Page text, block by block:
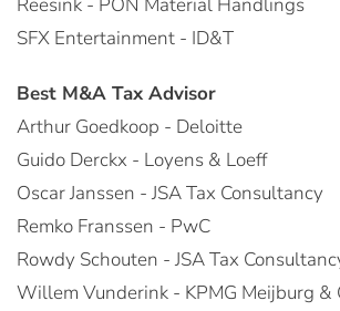
SFX Entertainment - ID&T
Best M&A Tax Advisor
Arthur Goedkoop - Deloitte
Guido Derckx - Loyens & Loeff
Oscar Janssen - JSA Tax Consultancy
Remko Franssen - PwC
Rowdy Schouten - JSA Tax
Willem Vunderink - KPMG Meijburg &